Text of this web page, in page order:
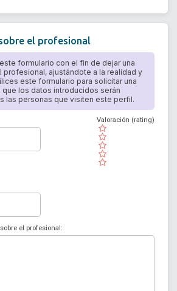
el profesional
formulario con el fin de dejar una
profesional, ajustándote a la realidad y
este formulario para solicitar una
que los datos introducidos serán
las personas que visiten este perfil.
( )
( )
( )
( )
( )
Valoración (rating)
el profesional: